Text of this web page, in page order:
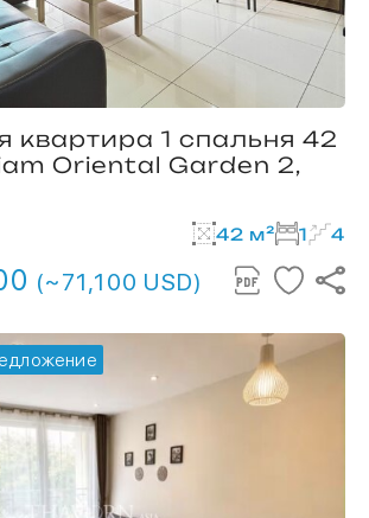
квартира 1 спальня 42
Oriental Garden 2,
42 м² 1 4
(~71,100 USD)